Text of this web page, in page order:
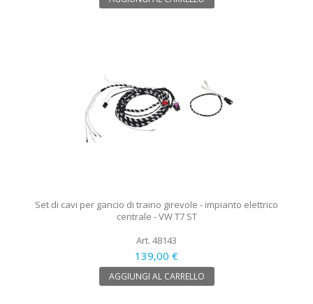
Set di cavi per gancio di traino girevole - impianto elettrico
centrale - VW T7 ST
Art. 48143
139,00 €
AGGIUNGI AL CARRELLO